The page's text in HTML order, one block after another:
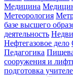
Медицина
Метеорология
базе высшего
деятельность
Нефтегазовое дело
Педагогика
сооружения и
подготовка